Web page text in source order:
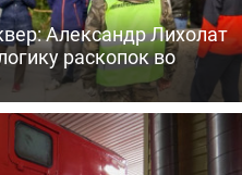
Александр Лихолат
раскопок во